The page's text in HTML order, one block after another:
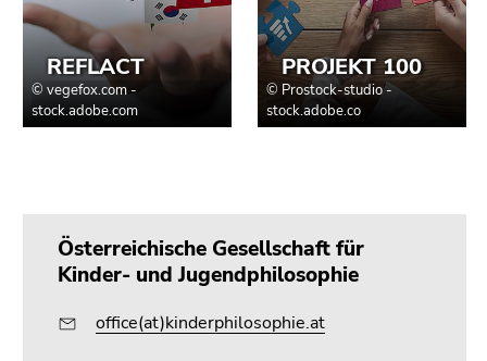
Österreichische Gesellschaft für
Kinder- und Jugendphilosophie
office(at)kinderphilosophie.at